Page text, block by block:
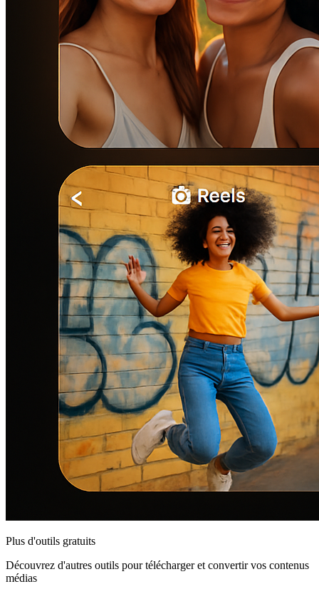
Plus d'outils gratuits
Découvrez d'autres outils pour télécharger et convertir vos contenus
médias